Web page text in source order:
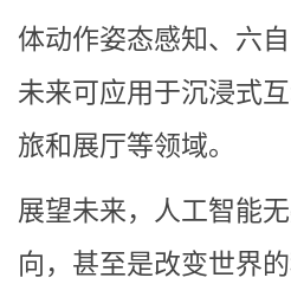
体动作姿态感知、六
未来可应用于沉浸式
旅和展厅等领域。
展望未来，人工智能
向，甚至是改变世界